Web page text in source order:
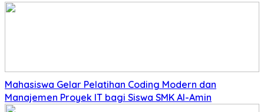
Mahasiswa Gelar Pelatihan Coding Modern dan
Manajemen Proyek IT bagi Siswa SMK Al-Amin